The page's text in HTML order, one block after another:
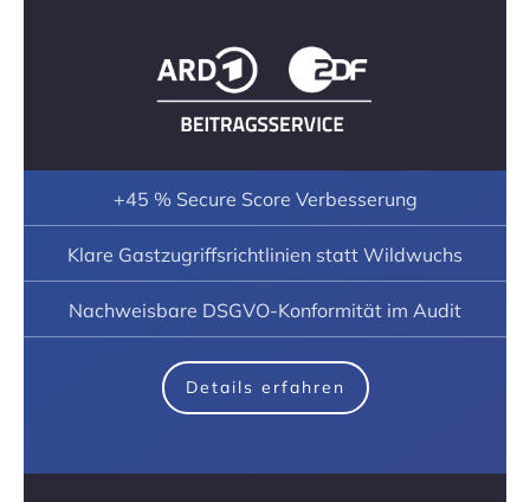
+45 % Secure Score Verbesserung
Klare Gastzugriffsrichtlinien statt Wildwuchs
Nachweisbare DSGVO-Konformität im Audit
Details erfahren